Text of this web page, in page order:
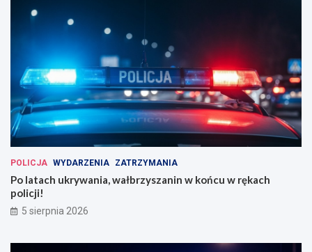
POLICJA WYDARZENIA ZATRZYMANIA
Po latach ukrywania, wałbrzyszanin w końcu w rękach
policji!
5 sierpnia 2026